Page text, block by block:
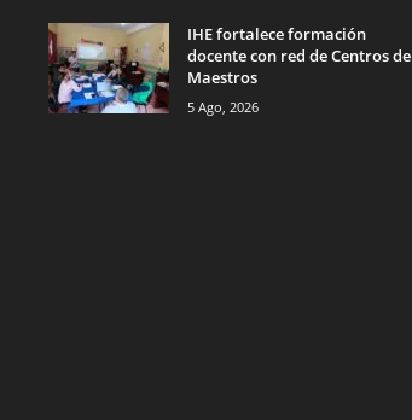
IHE fortalece formación
docente con red de Centros de
Maestros
5 Ago, 2026